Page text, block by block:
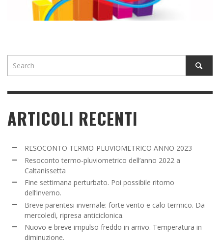
ARTICOLI RECENTI
RESOCONTO TERMO-PLUVIOMETRICO ANNO 2023
Resoconto termo-pluviometrico dell’anno 2022 a
Caltanissetta
Fine settimana perturbato. Poi possibile ritorno
dell’inverno.
Breve parentesi invernale: forte vento e calo termico. Da
mercoledì, ripresa anticiclonica.
Nuovo e breve impulso freddo in arrivo. Temperatura in
diminuzione.